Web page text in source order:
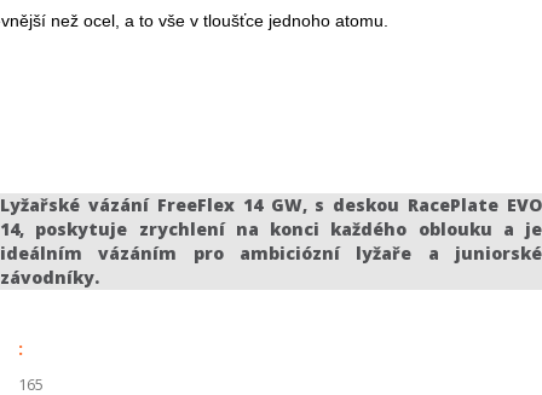
než ocel, a to vše v tloušťce jednoho atomu.
Lyžařské vázání FreeFlex 14 GW, s deskou RacePlate EVO
14, poskytuje zrychlení na konci každého oblouku a je
ideálním vázáním pro ambiciózní lyžaře a juniorské
závodníky.
:
165